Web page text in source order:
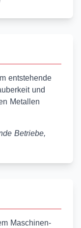
entstehende
und
Metallen
Betriebe,
Maschinen-